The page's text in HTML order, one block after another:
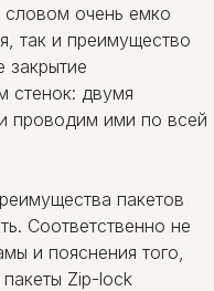
очень емко
так и преимущество
закрытие
стенок: двумя
проводим ими по всей
пакетов
Соответственно не
и пояснения того,
Zip-lock